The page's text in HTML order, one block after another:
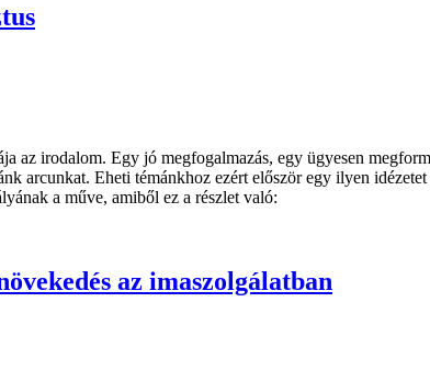
az irodalom. Egy jó megfogalmazás, egy ügyesen
arcunkat. Eheti témánkhoz ezért először egy ilyen
a műve, amiből ez a részlet való:
az imaszolgálatban